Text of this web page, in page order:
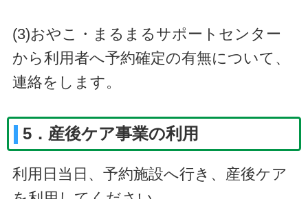
(3)おやこ・まるまるサポートセンター
から利用者へ予約確定の有無について、
連絡をします。
5．産後ケア事業の利用
利用日当日、予約施設へ行き、産後ケア